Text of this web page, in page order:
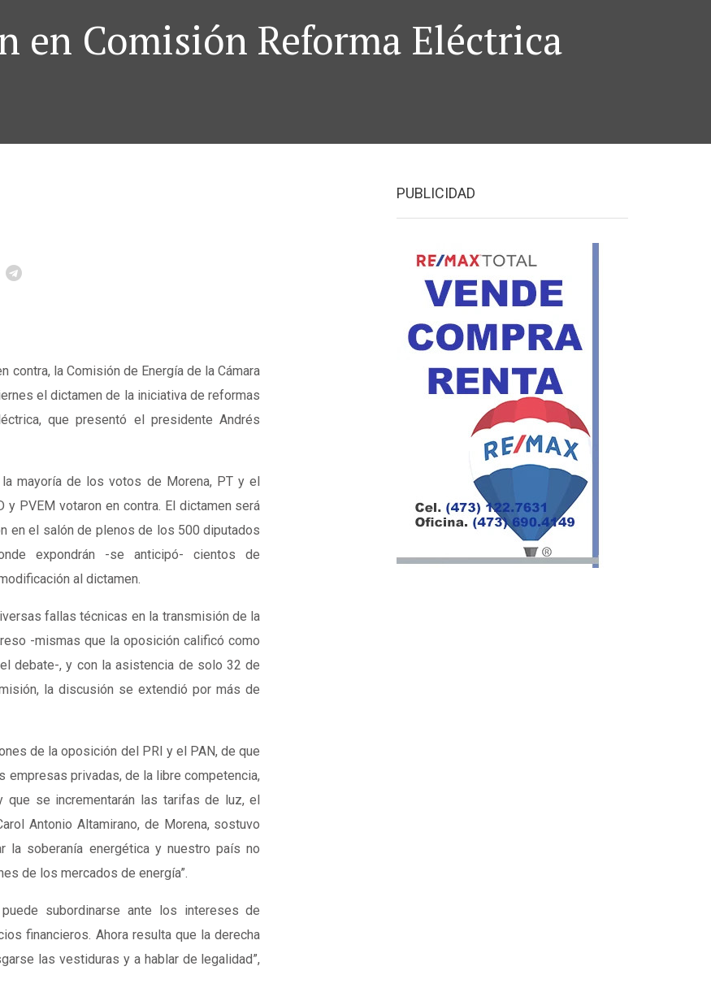
en Comisión Reforma Eléctrica
contra, la Comisión de Energía de la Cámara
el dictamen de la iniciativa de reformas
que presentó el presidente Andrés
mayoría de los votos de Morena, PT y el
y PVEM votaron en contra. El dictamen será
en el salón de plenos de los 500 diputados
expondrán -se anticipó- cientos de
al dictamen.
fallas técnicas en la transmisión de la
-mismas que la oposición calificó como
el debate-, y con la asistencia de solo 32 de
la discusión se extendió por más de
de la oposición del PRI y el PAN, de que
empresas privadas, de la libre competencia,
que se incrementarán las tarifas de luz, el
Antonio Altamirano, de Morena, sostuvo
la soberanía energética y nuestro país no
de los mercados de energía”.
subordinarse ante los intereses de
financieros. Ahora resulta que la derecha
las vestiduras y a hablar de legalidad”,
PUBLICIDAD